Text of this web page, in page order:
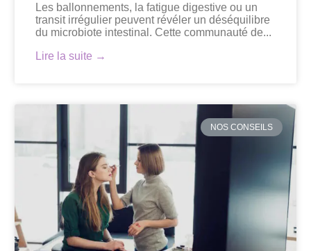
Les ballonnements, la fatigue digestive ou un
transit irrégulier peuvent révéler un déséquilibre
du microbiote intestinal. Cette communauté de...
Lire la suite →
NOS CONSEILS